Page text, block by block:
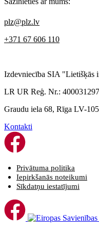
plz@plz.lv
+371 67 606 110
Izdevniecība SIA "Lietišķās
LR UR Reģ. Nr.:
Graudu iela 68, Rīga LV-
Kontakti
Privātuma politika
Iepirkšanās noteikumi
Sīkdatņu iestatījumi